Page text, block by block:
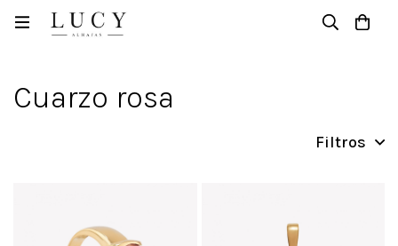
Casa
Cuarzo rosa
Filtros